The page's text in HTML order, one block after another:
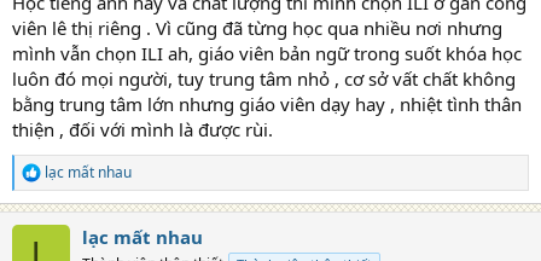
Mô hình học 1 kèm 1 với giáo viên nước ngoài
Một trong những điểm mạnh lớn nhất của
51Talk là mô hình 1
kèm 1 với giáo viên nước ngoài. Điều này đảm bảo bé được tương
tác trực tiếp, luyện nói liên tục và nhận phản hồi ngay lập tức từ
giáo viên. mình nhận thấy con mình, vốn nhút nhát và ngại nói
tiếng Anh, đã trở nên tự tin hơn chỉ sau vài buổi học. Giáo viên
không chỉ chỉnh sửa phát âm mà còn khuyến khích con nói nhiều
hơn, tạo cảm giác thoải mái để con dám thử, dù có nói sai.
Đội ngũ giáo viên của
Philippines, Anh, Mỹ, Canada, đều được tuyển chọn kỹ lưỡng và sở
viên lê thị riêng . Vì cũng đã từng học qua nhiều nơi nhưng
mình vẫn chọn ILI ah, giáo viên bản ngữ trong suốt khóa học
luôn đó mọi người, tuy trung tâm nhỏ , cơ sở vất chất không
bằng trung tâm lớn nhưng giáo viên dạy hay , nhiệt tình thân
thiện , đối với mình là được rùi.
R
e
lạc mất nhau
L lạc mất nhau